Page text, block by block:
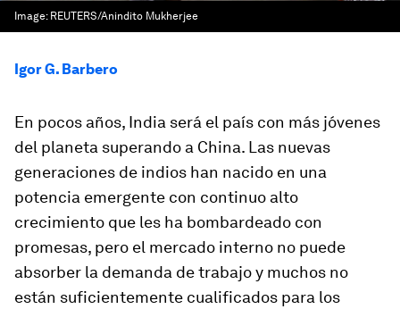
Image: REUTERS/Anindito Mukherjee
Igor G. Barbero
En pocos años, India será el país con más jóvenes
del planeta superando a China. Las nuevas
generaciones de indios han nacido en una
potencia emergente con continuo alto
crecimiento que les ha bombardeado con
promesas, pero el mercado interno no puede
absorber la demanda de trabajo y muchos no
están suficientemente cualificados para los